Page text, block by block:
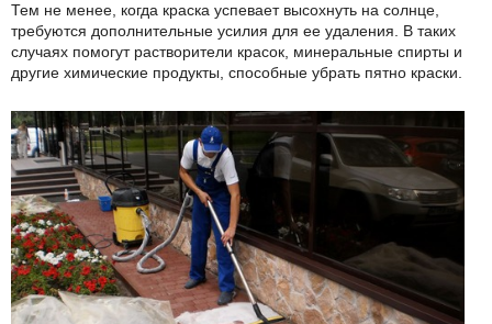
Тем не менее, когда краска успевает высохнуть на солнце,
требуются дополнительные усилия для ее удаления. В таких
случаях помогут растворители красок, минеральные спирты и
другие химические продукты, способные убрать пятно краски.